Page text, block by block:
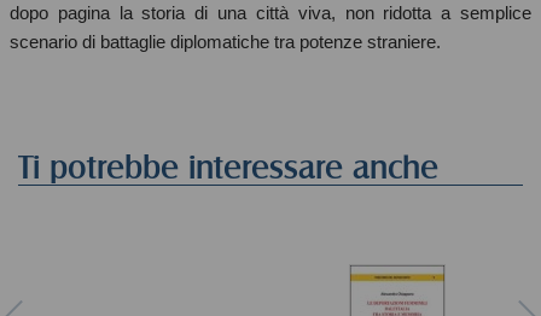
dopo pagina la storia di una città viva, non ridotta a semplice
scenario di battaglie diplomatiche tra potenze straniere.
Ti potrebbe interessare anche